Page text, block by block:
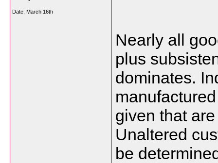
Date: March 16th
Nearly all
plus
dominates.
given that
Unaltered
be